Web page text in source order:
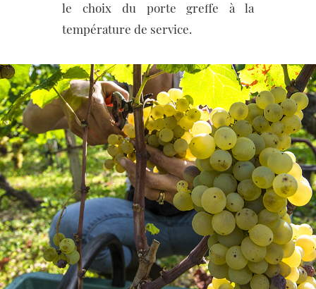
le choix du porte greffe à la
température de service.